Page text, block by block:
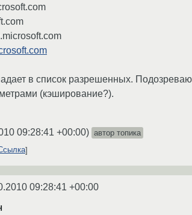
в список разрешенных.
(кэширование?).
09:28:41 +00:00) автор топика
09:28:41 +00:00